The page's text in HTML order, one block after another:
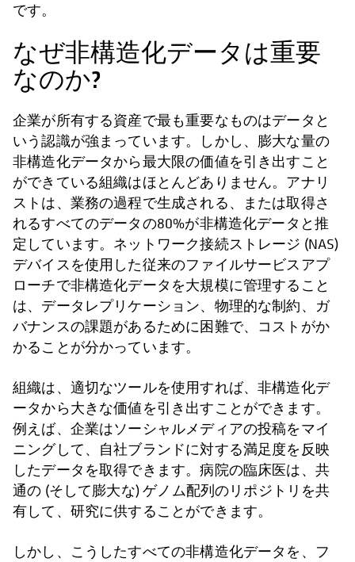
です。
なぜ非構造化データは重要
なのか?
企業が所有する資産で最も重要なものはデータと
いう認識が強まっています。しかし、膨大な量の
非構造化データから最大限の価値を引き出すこと
ができている組織はほとんどありません。アナリ
ストは、業務の過程で生成される、または取得さ
れるすべてのデータの80%が非構造化データと推
定しています。ネットワーク接続ストレージ (NAS)
デバイスを使用した従来のファイルサービスアプ
ローチで非構造化データを大規模に管理すること
は、データレプリケーション、物理的な制約、ガ
バナンスの課題があるために困難で、コストがか
かることが分かっています。
組織は、適切なツールを使用すれば、非構造化デ
ータから大きな価値を引き出すことができます。
例えば、企業はソーシャルメディアの投稿をマイ
ニングして、自社ブランドに対する満足度を反映
したデータを取得できます。病院の臨床医は、共
通の (そして膨大な) ゲノム配列のリポジトリを共
有して、研究に供することができます。
しかし、こうしたすべての非構造化データを、フ